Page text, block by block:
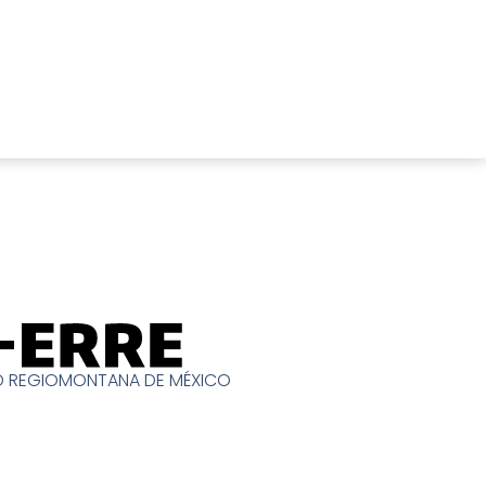
REGIOMONTANA DE MÉXICO